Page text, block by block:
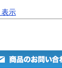
表示